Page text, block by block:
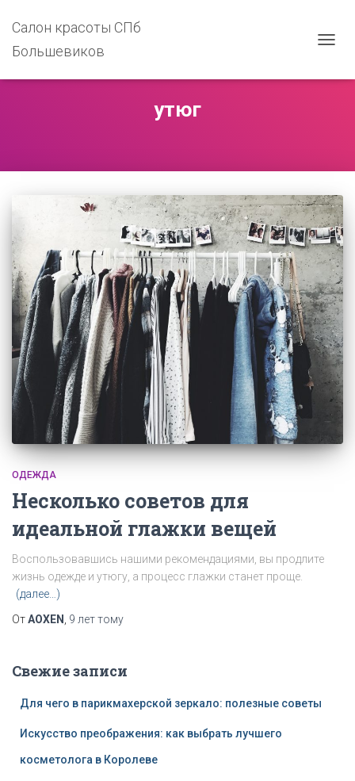
Салон красоты СПб
Большевиков
утюг
ОДЕЖДА
Несколько советов для
идеальной глажки вещей
Воспользовавшись нашими рекомендациями вы продлите
жизнь одежде и утюгу а процесс глажки станет проще
(далее…)
ОтAOXEN 9 леттому
Свежие записи
Для чего в парикмахерской зеркало: полезные советы
Искусство преображения: как выбрать лучшего
косметолога в Королеве